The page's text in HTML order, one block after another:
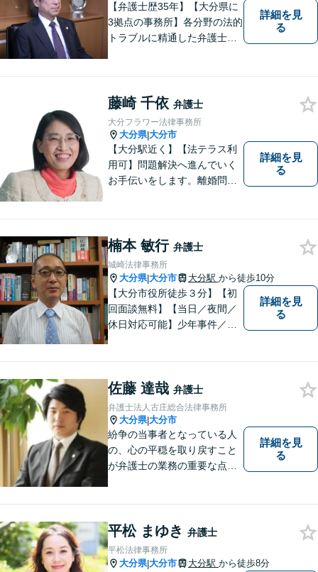
【弁護士歴35年】【大分県に
3拠点の事務所】各分野の法的
トラブルに精通した弁護士で
いアットホームな雰囲気の事
務所です。
詳細を見
る
藤崎 千依 弁護士
大分フラワー法律事務所
大分県|大分市
【大分駅近く】【法テラス利
用可】問題解決へ進んでいく
お手伝いをします。離婚問題
相談可】分かりやすい言葉
で、明確に判断をお示しし、
問題解決をサポートいたしま
す。
詳細を見
る
楠本 敏行 弁護士
城崎法律事務所
大分県|大分市 大分駅 から徒歩10分
【大分市役所徒歩３分】【初
回面談無料】【当日／夜間／
休日対応可能】少年事件／家
ービスを受けられるべく、社
会正義の実現のために最善を
尽くします。
詳細を見
る
佐藤 達哉 弁護士
弁護士法人古庄総合法律事務所
大分県|大分市
紛争の当事者となっている人
の、心の平穏を取り戻すこと
が弁護士の業務の重要な点と
詳細を見
る
平松 まゆき 弁護士
平松法律事務所
大分県|大分市 大分駅 から徒歩8分